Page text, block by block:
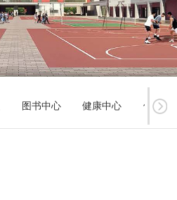
图书中心 健康中心 体育中